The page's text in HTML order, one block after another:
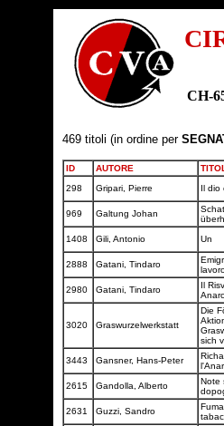
CH-
469 titoli (in ordine per
ID AUTORE
298
Gripari, Pierre Il dio
969 Galtung Johan
1408 Gili, Antonio Un
2888
Gatani, Tindaro
2980 Gatani, Tindaro
Il
3020 Graswurzelwerkstatt
Die
sich
3443 Gansner, Hans-Peter
2615
Gandolla, Alberto
Note
2631 Guzzi, Sandro